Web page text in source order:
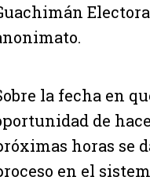
la fecha en
de
horas se
en el